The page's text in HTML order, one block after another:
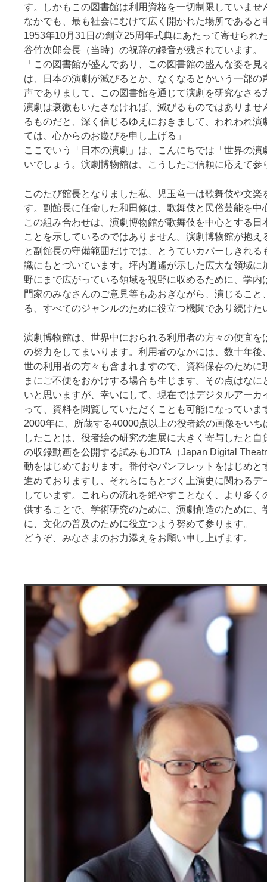
す。しかもこの図書館は利用資格を一切制限していませ
なかでも、最も社会にむけて広く開かれた場所であると
1953年10月31日の創立25周年式典にあたって寄せられ
谷竹次郎会長（当時）の祝辞の録音が残されています。
「この図書館が盛んであり、この図書館の盛んな姿を
は、日本の演劇が滅びるとか、なくなるとかいう一部の
声でありまして、この図書館を通じて演劇を研究なさる
演劇は衰微もいたさなければ、滅びるものではありませ
るものだと、深く信じるゆえにおきまして、われわれ演
ては、心からのお慶びを申し上げる」
ここでいう「日本の演劇」は、こんにちでは「世界の演
いでしょう。演劇博物館は、こうしたご信頼に応えて参
このたび館長となりました私、児玉竜一は歌舞伎や文楽
す。副館長に任命した和田修は、歌舞伎と民俗芸能を中
この組み合わせは、演劇博物館が歌舞伎を中心とする日
ことを示しているのではありません。演劇博物館が抱え
と副館長の守備範囲だけでは、とうていカバーしきれる
識にもとづいています。坪内逍遙が示した広大な領域に
野にまで広がっている領域を視野に収めるために、学内
門家のみなさんのご意見等もあおぎながら、演じること
る、すべてのジャンルのために役立つ機関であり続けた
演劇博物館は、世界中におられる利用者の方々の便宜を
の努力をしてまいります。利用者のなかには、数十年後
世の利用者の方々も含まれますので、資料保存のために
まにご不便をおかけする場合も生じます。その点はなに
いと思いますが、幸いにして、現在ではデジタルアーカ
って、資料を閲覧していただくことも可能になっていま
2000年に、所蔵する40000点以上の役者絵の画像をいち
したことは、役者絵の研究の進展に大きく寄与したと自
の収録動画を公開する試みもJDTA（Japan Digital
動をはじめております。番付やパンフレットをはじめと
進めておりますし、それらにもとづく上演史に関わるデ
しています。これらの流れを絶やすことなく、より多く
供することで、学術研究のために、演劇創造のために、
に、文化の普及のために役立つよう努めて参ります。
どうぞ、みなさまのお力添えをお願い申し上げます。